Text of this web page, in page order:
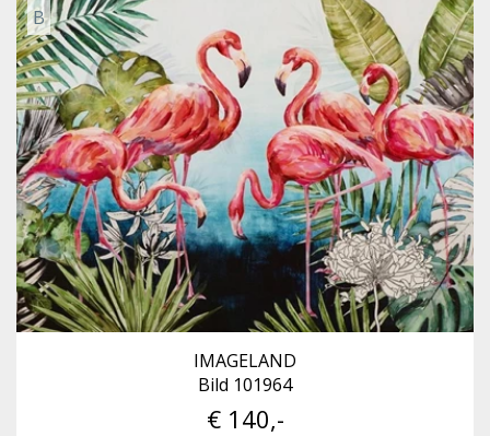
B
IMAGELAND
Bild 101964
€ 140,-